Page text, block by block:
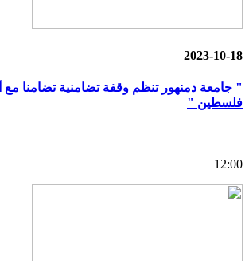
2023-10-18
" جامعة دمنهور تنظم وقفة تضامنية تضامنا مع
فلسطين "
12:00